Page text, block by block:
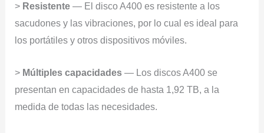
> Resistente— El disco A400 es resistente a los
sacudones y las vibraciones, por lo cual es ideal para
los portátiles y otros dispositivos móviles.
> Múltiples capacidades— Los discos A400 se
presentan en capacidades de hasta 1,92 TB, a la
medida de todas las necesidades.